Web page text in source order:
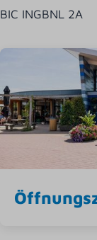
BIC INGBNL 2A